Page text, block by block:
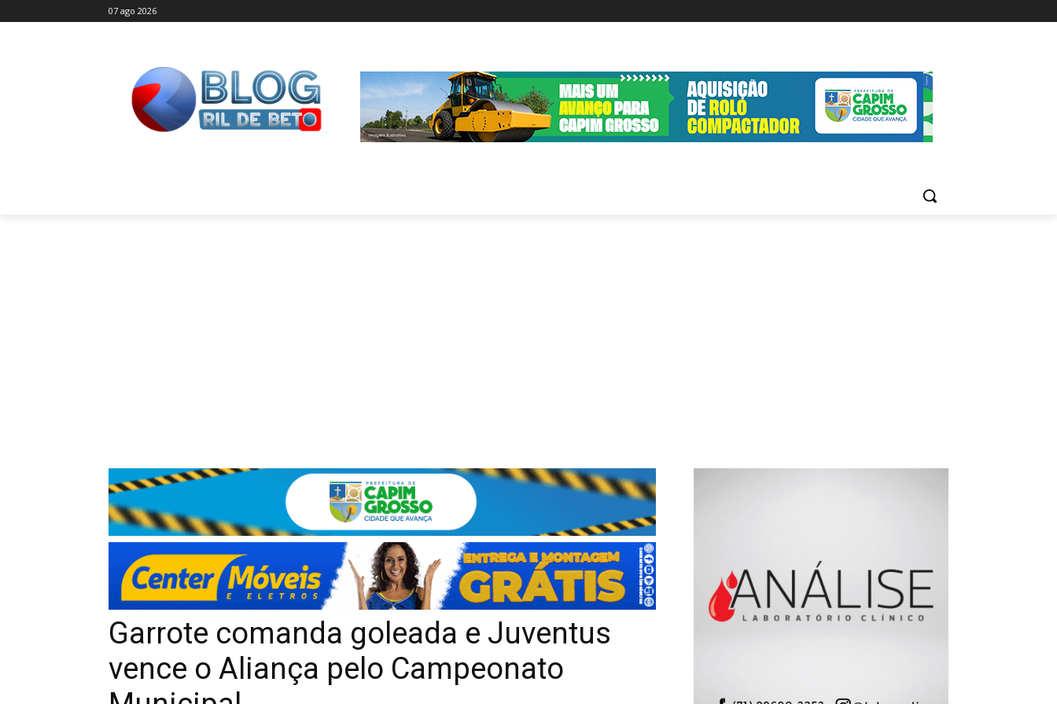
07 ago 2026
Garrote comanda goleada e Juventus
vence o Aliança pelo Campeonato